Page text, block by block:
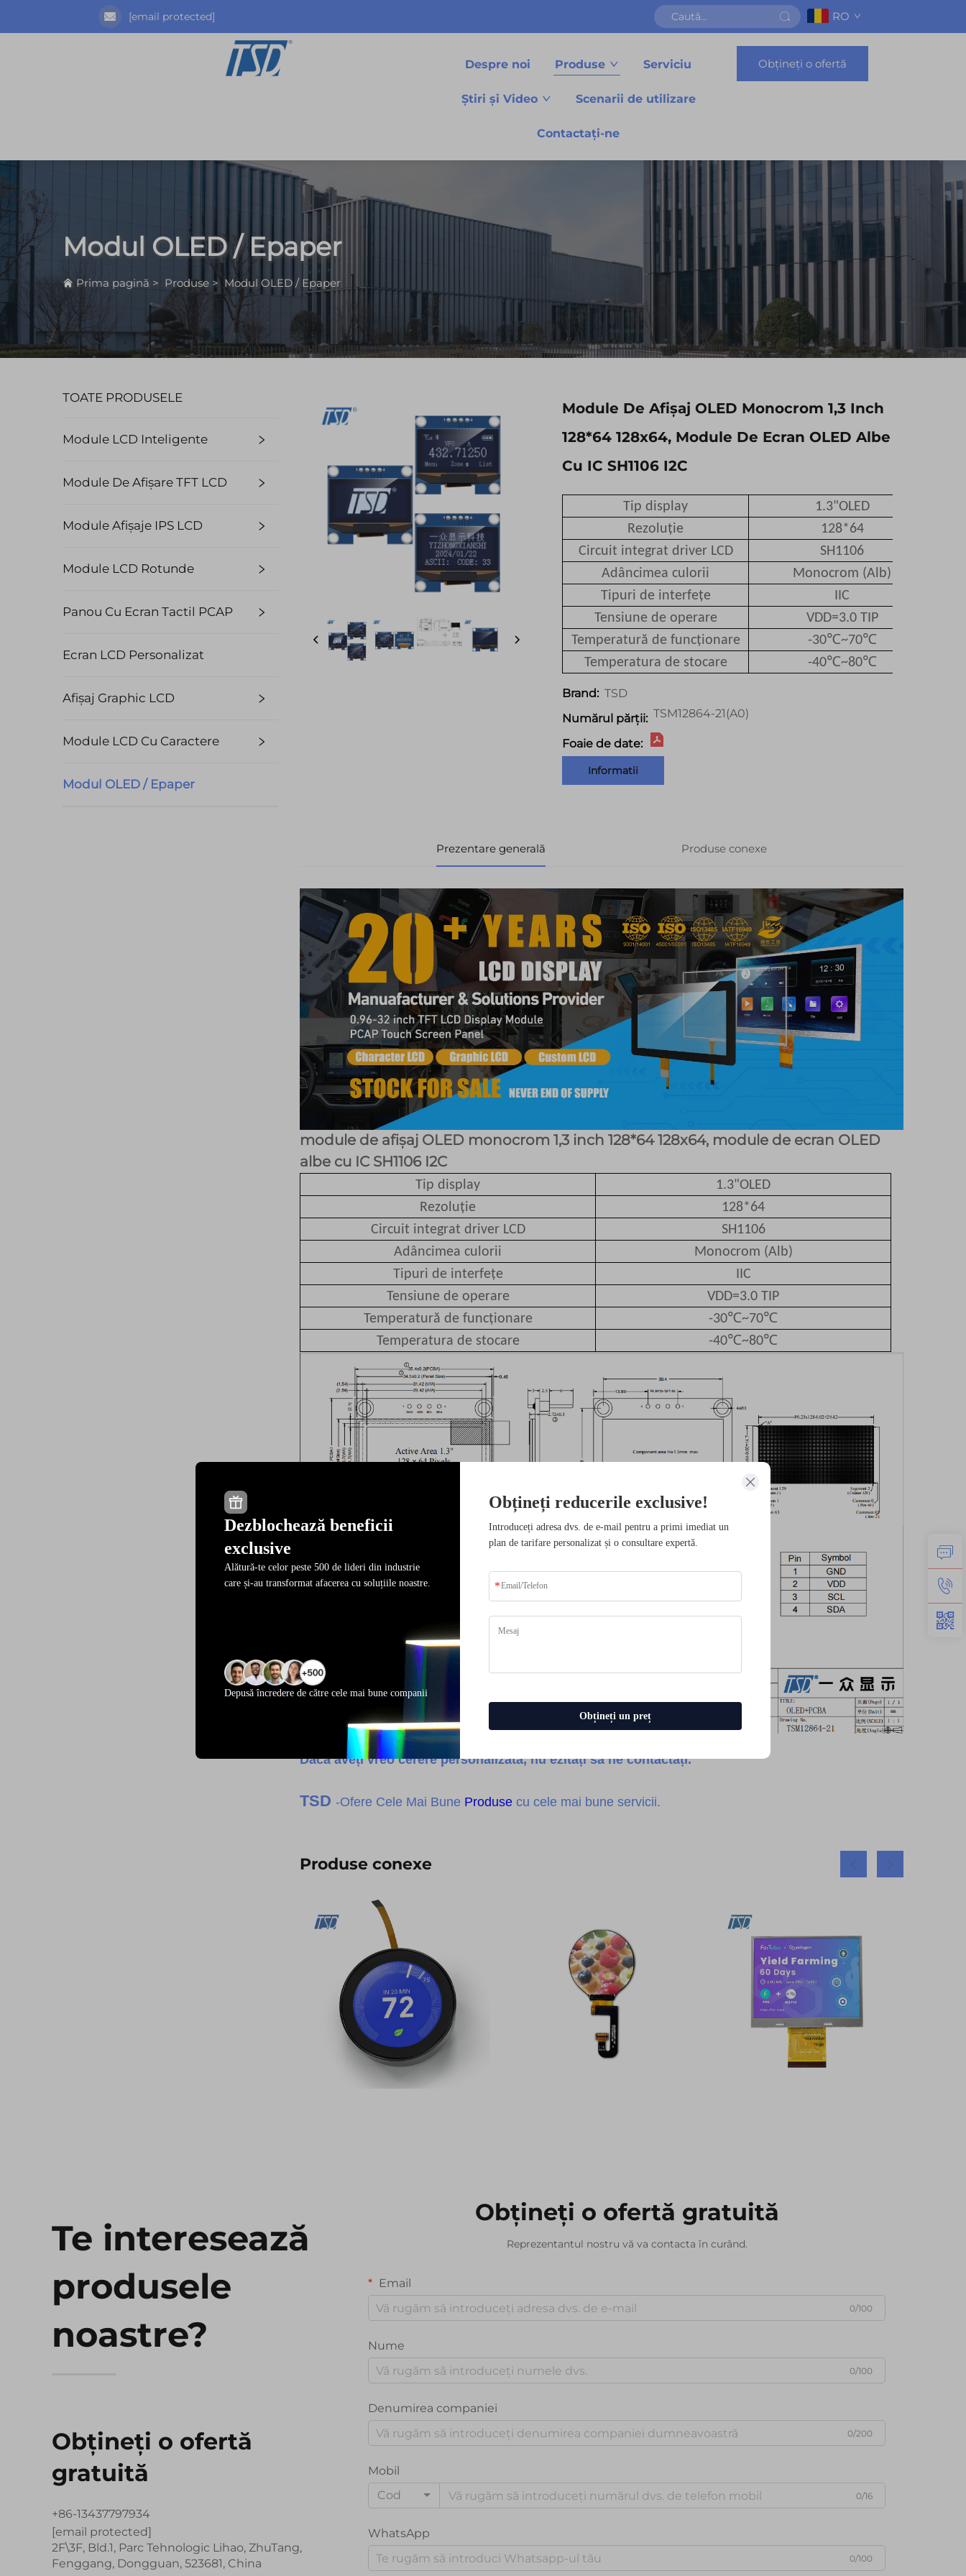
[email protected] RO
Despre noi Produse Serviciu
Știri și Video Scenarii de utilizare
Contactați-ne
Obțineți o ofertă
Modul OLED / Epaper
Prima pagină > Produse > Modul OLED / Epaper
TOATE PRODUSELE
Module LCD Inteligente
Module De Afișare TFT LCD
Module Afișaje IPS LCD
Module LCD Rotunde
Panou Cu Ecran Tactil PCAP
Ecran LCD Personalizat
Afișaj Graphic LCD
Module LCD Cu Caractere
Modul OLED / Epaper
Module De Afișaj OLED Monocrom 1,3 Inch
128*64 128x64, Module De Ecran OLED Albe
Cu IC SH1106 I2C
Tip display
1.3"OLED
Rezoluție
128*64
Circuit integrat driver LCD
SH1106
Adâncimea culorii
Monocrom (Alb)
Tipuri de interfețe
IIC
Tensiune de operare
VDD=3.0 TIP
Temperatură de funcționare
-30℃~70℃
Temperatura de stocare -40℃~80℃
Brand: TSD
Numărul părții: TSM12864-21(A0)
Foaie de date:
Informatii
Prezentare generală Produse conexe
module de afișaj OLED monocrom 1,3 inch 128*64 128x64, module de ecran OLED
albe cu IC SH1106 I2C
Tip display
1.3"OLED
Rezoluție
128*64
Circuit integrat driver LCD
SH1106
Adâncimea culorii
Monocrom (Alb)
Tipuri de interfețe
IIC
Tensiune de operare
VDD=3.0 TIP
Temperatură de funcționare
-30℃~70℃
Temperatura de stocare -40℃~80℃
Dacă aveți vreo cerere personalizată, nu ezitați să ne contactați.
TSD -Ofere Cele Mai Bune Produse cu cele mai bune servicii.
Produse conexe
Te interesează
produsele
noastre?
Obțineți o ofertă
gratuită
+86-13437797934
[email protected]
2F\3F, Bld.1, Parc Tehnologic Lihao, ZhuTang,
Fenggang, Dongguan, 523681, China
Obțineți o ofertă gratuită
Reprezentantul nostru vă va contacta în curând.
Email
0/100
Nume
0/100
Denumirea companiei
0/200
Mobil
Cod
0/16
WhatsApp
0/100
Dezblochează beneficii
exclusive
Alătură-te celor peste 500 de lideri din industrie
care și-au transformat afacerea cu soluțiile noastre.
Depusă încredere de către cele mai bune companii
Obțineți reducerile exclusive!
Introduceți adresa dvs. de e-mail pentru a primi imediat un
plan de tarifare personalizat și o consultare expertă.
Obțineți un preț